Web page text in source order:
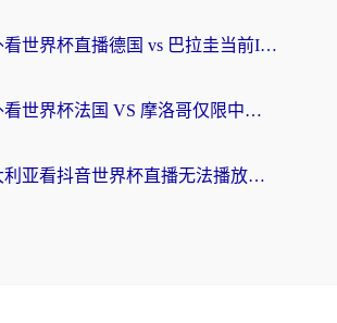
在海外看世界杯直播德国 vs 巴拉圭当前IP受限制？这篇指南帮你轻松解决地区限制
在国外看世界杯法国 VS 摩洛哥仅限中国大陆？别让地域限制拦下你的欢呼
在澳大利亚看抖音世界杯直播无法播放？海外党体育观赛终极指南来了！